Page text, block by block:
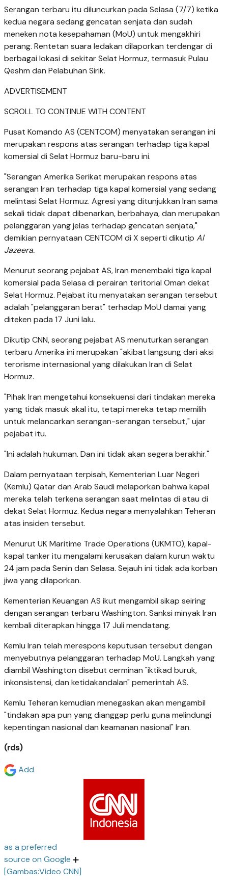
Serangan terbaru itu diluncurkan pada Selasa (7/7) ketika
kedua negara sedang gencatan senjata dan sudah
meneken nota kesepahaman (MoU) untuk mengakhiri
perang. Rentetan suara ledakan dilaporkan terdengar di
berbagai lokasi di sekitar Selat Hormuz, termasuk Pulau
Qeshm dan Pelabuhan Sirik.
ADVERTISEMENT
SCROLL TO CONTINUE WITH CONTENT
Pusat Komando AS (CENTCOM) menyatakan serangan ini
merupakan respons atas serangan terhadap tiga kapal
komersial di Selat Hormuz baru-baru ini.
"Serangan Amerika Serikat merupakan respons atas
serangan Iran terhadap tiga kapal komersial yang sedang
melintasi Selat Hormuz. Agresi yang ditunjukkan Iran sama
sekali tidak dapat dibenarkan, berbahaya, dan merupakan
pelanggaran yang jelas terhadap gencatan senjata,"
demikian pernyataan CENTCOM di X seperti dikutip Al
Jazeera.
Menurut seorang pejabat AS, Iran menembaki tiga kapal
komersial pada Selasa di perairan teritorial Oman dekat
Selat Hormuz. Pejabat itu menyatakan serangan tersebut
adalah "pelanggaran berat" terhadap MoU damai yang
diteken pada 17 Juni lalu.
Dikutip CNN, seorang pejabat AS menuturkan serangan
terbaru Amerika ini merupakan "akibat langsung dari aksi
terorisme internasional yang dilakukan Iran di Selat
Hormuz.
"Pihak Iran mengetahui konsekuensi dari tindakan mereka
yang tidak masuk akal itu, tetapi mereka tetap memilih
untuk melancarkan serangan-serangan tersebut," ujar
pejabat itu.
"Ini adalah hukuman. Dan ini tidak akan segera berakhir."
Dalam pernyataan terpisah, Kementerian Luar Negeri
(Kemlu) Qatar dan Arab Saudi melaporkan bahwa kapal
mereka telah terkena serangan saat melintas di atau di
dekat Selat Hormuz. Kedua negara menyalahkan Teheran
atas insiden tersebut.
Menurut UK Maritime Trade Operations (UKMTO), kapal-
kapal tanker itu mengalami kerusakan dalam kurun waktu
24 jam pada Senin dan Selasa. Sejauh ini tidak ada korban
jiwa yang dilaporkan.
Kementerian Keuangan AS ikut mengambil sikap seiring
dengan serangan terbaru Washington. Sanksi minyak Iran
kembali diterapkan hingga 17 Juli mendatang.
Kemlu Iran telah merespons keputusan tersebut dengan
menyebutnya pelanggaran terhadap MoU. Langkah yang
diambil Washington disebut cerminan "iktikad buruk,
inkonsistensi, dan ketidakandalan" pemerintah AS.
Kemlu Teheran kemudian menegaskan akan mengambil
"tindakan apa pun yang dianggap perlu guna melindungi
kepentingan nasional dan keamanan nasional" Iran.
(rds)
Add
as a preferred
source on Google
[Gambas:Video CNN]